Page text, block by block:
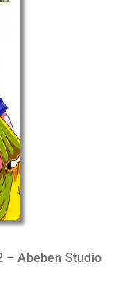
– Abeben Studio